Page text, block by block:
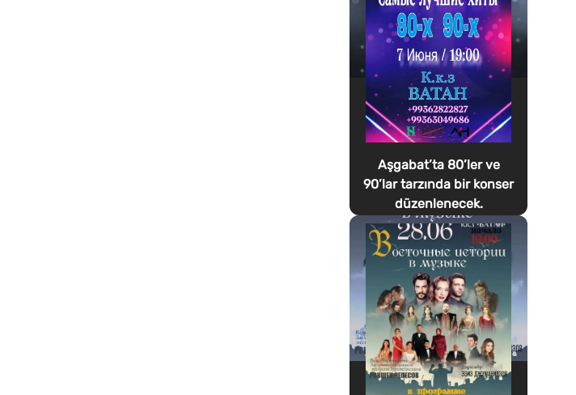
Aşgabat’ta 80’ler ve
90’lar tarzında bir konser
düzenlenecek.